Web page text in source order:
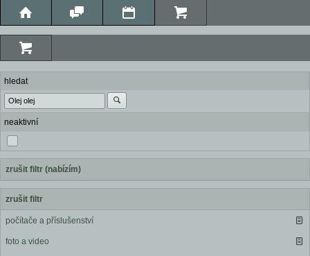
hledat
neaktivní
zrušit filtr (nabízím)
zrušit filtr
počítače a příslušenství
foto a video